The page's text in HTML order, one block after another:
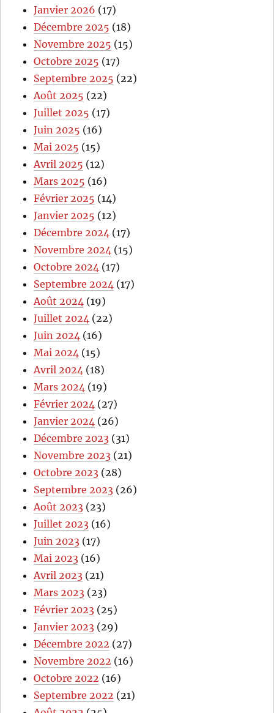
Janvier 2026 (17)
Décembre 2025 (18)
Novembre 2025 (15)
Octobre 2025 (17)
Septembre 2025 (22)
Août 2025 (22)
Juillet 2025 (17)
Juin 2025 (16)
Mai 2025 (15)
Avril 2025 (12)
Mars 2025 (16)
Février 2025 (14)
Janvier 2025 (12)
Décembre 2024 (17)
Novembre 2024 (15)
Octobre 2024 (17)
Septembre 2024 (17)
Août 2024 (19)
Juillet 2024 (22)
Juin 2024 (16)
Mai 2024 (15)
Avril 2024 (18)
Mars 2024 (19)
Février 2024 (27)
Janvier 2024 (26)
Décembre 2023 (31)
Novembre 2023 (21)
Octobre 2023 (28)
Septembre 2023 (26)
Août 2023 (23)
Juillet 2023 (16)
Juin 2023 (17)
Mai 2023 (16)
Avril 2023 (21)
Mars 2023 (23)
Février 2023 (25)
Janvier 2023 (29)
Décembre 2022 (27)
Novembre 2022 (16)
Octobre 2022 (16)
Septembre 2022 (21)